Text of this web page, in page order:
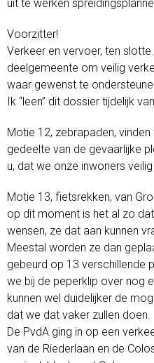
uit te werken
Voorzitter!
Verkeer en vervoer, ten
deelgemeente om veilig
waar gewenst te
Ik “leen” dit dossier tijdelijk
Motie 12, zebrapaden,
gedeelte van de gevaarlijke
u, dat we onze inwoners
Motie 13, fietsrekken, van
op dit moment is het al zo
wensen, ze dat aan kunnen
Meestal worden ze dan
gebeurd op 13 verschillende
we bij de peperklip over nog
kunnen wel duidelijker de
dat we dat vaker zullen doen.
De PvdA ging in op een
van de Riederlaan en de